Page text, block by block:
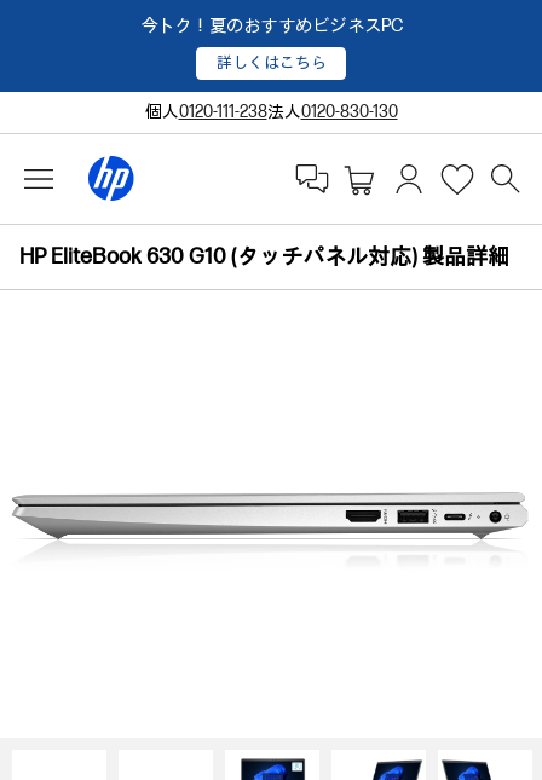
今トク！夏のおすすめビジネスPC
詳しくはこちら
個人0120-111-238法人0120-830-130
HP EliteBook 630 G10 (タッチパネル対応) 製品詳細